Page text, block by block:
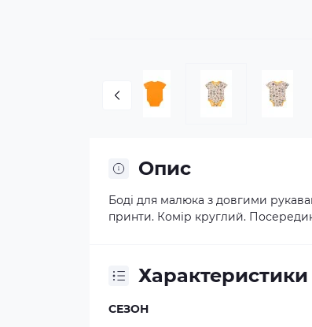
Опис
Боді для малюка з довгими
принти. Комір круглий.
Характеристики
СЕЗОН